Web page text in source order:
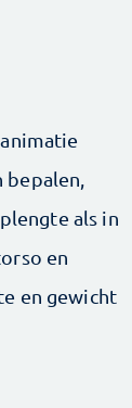
als in
en
en gewicht